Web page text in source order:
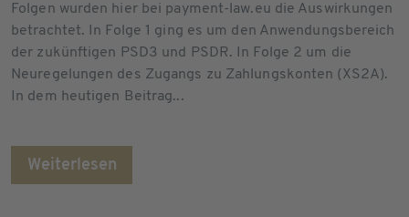
Folgen wurden hier bei payment-law.eu die Auswirkungen
betrachtet. In Folge 1 ging es um den Anwendungsbereich
der zukünftigen PSD3 und PSDR. In Folge 2 um die
Neuregelungen des Zugangs zu Zahlungskonten (XS2A).
In dem heutigen Beitrag...
Weiterlesen